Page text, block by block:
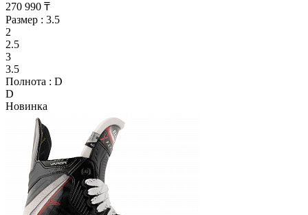
270 990 ₸
Размер : 3.5
2
2.5
3
3.5
Полнота : D
D
Новинка